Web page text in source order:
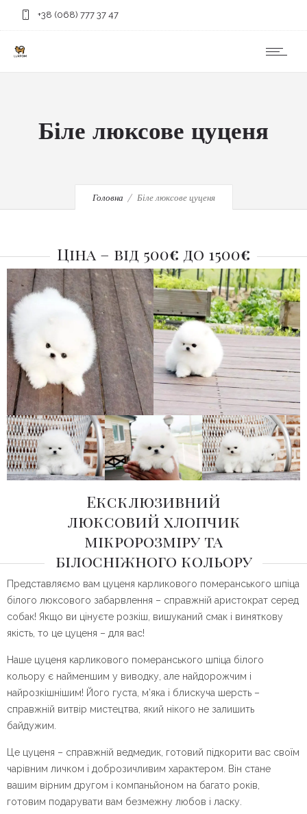
+38 (068) 777 37 47
Біле люксове цуценя
Головна Біле люксове цуценя
Ціна – від 500€ до 1500€
Ексклюзивний
люксовий хлопчик
мікророзміру та
білосніжного кольору
Представляємо вам цуценя карликового померанського шпіца
білого люксового забарвлення – справжній аристократ серед
собак! Якщо ви цінуєте розкіш, вишуканий смак і виняткову
якість, то це цуценя – для вас!
Наше цуценя карликового померанського шпіца білого
кольору є найменшим у виводку, але найдорожчим і
найрозкішнішим! Його густа, м’яка і блискуча шерсть –
справжній витвір мистецтва, який нікого не залишить
байдужим.
Це цуценя – справжній ведмедик, готовий підкорити вас своїм
чарівним личком і доброзичливим характером. Він стане
вашим вірним другом і компаньйоном на багато років,
готовим подарувати вам безмежну любов і ласку.